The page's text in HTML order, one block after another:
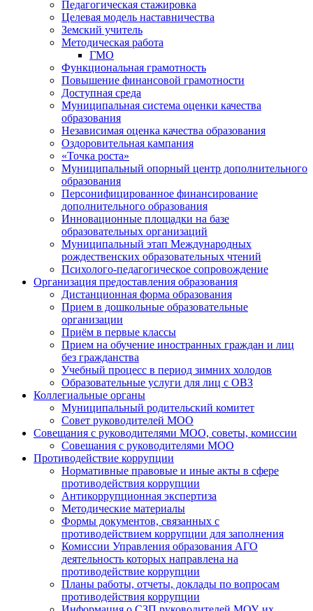
Педагогическая стажировка
Целевая модель наставничества
Земский учитель
Методическая работа
ГМО
Функциональная грамотность
Повышение финансовой грамотности
Доступная среда
Муниципальная система оценки качества
образования
Независимая оценка качества образования
Оздоровительная кампания
«Точка роста»
Муниципальный опорный центр дополнительного
образования
Персонифицированное финансирование
дополнительного образования
Инновационные площадки на базе
образовательных организаций
Муниципальный этап Международных
рождественских образовательных чтений
Психолого-педагогическое сопровождение
Организация предоставления образования
Дистанционная форма образования
Прием в дошкольные образовательные
организации
Приём в первые классы
Прием на обучение иностранных граждан и лиц
без гражданства
Учебный процесс в период зимних холодов
Образовательные услуги для лиц с ОВЗ
Коллегиальные органы
Муниципальный родительский комитет
Совет руководителей МОО
Совещания с руководителями МОО, советы, комиссии
Совещания с руководителями МОО
Противодействие коррупции
Нормативные правовые и иные акты в сфере
противодействия коррупции
Антикоррупционная экспертиза
Методические материалы
Формы документов, связанных с
противодействием коррупции для заполнения
Комиссии Управления образования АГО
деятельность которых направлена на
противодействие коррупции
Планы работы, отчеты, доклады по вопросам
противодействия коррупции